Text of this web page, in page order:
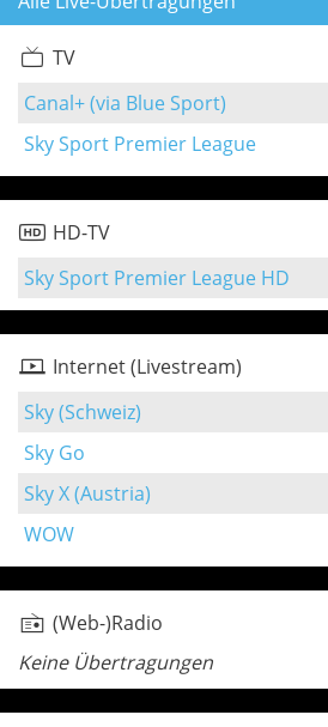
TV
Canal+ (via Blue Sport)
Sky Sport Premier League
HD-TV
Sky Sport Premier League HD
Internet (Livestream)
Sky (Schweiz)
Sky Go
Sky X (Austria)
WOW
(Web-)Radio
Keine Übertragungen